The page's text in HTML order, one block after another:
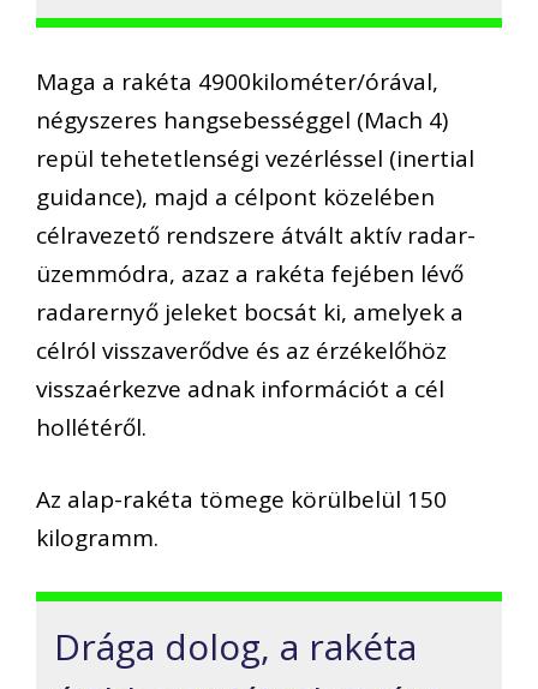
Maga a rakéta 4900kilométer/órával,
négyszeres hangsebességgel (Mach 4)
repül tehetetlenségi vezérléssel (inertial
guidance), majd a célpont közelében
célravezető rendszere átvált aktív radar-
üzemmódra, azaz a rakéta fejében lévő
radarernyő jeleket bocsát ki, amelyek a
célról visszaverődve és az érzékelőhöz
visszaérkezve adnak információt a cél
hollétéről.
Az alap-rakéta tömege körülbelül 150
kilogramm.
Drága dolog, a rakéta